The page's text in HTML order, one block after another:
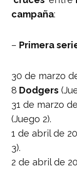
campaña:
– Primera
30 de marzo
8 Dodgers
31 de marzo
(Juego 2).
1 de abril de
3).
2 de abril de